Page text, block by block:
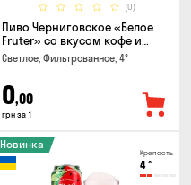
(0)
Пиво Черниговское «Белое
Fruter» со вкусом кофе и
апельсина 0.5 л
Светлое, Фильтрованное, 4°
0,00
грн за 1
Крепость
4°
Новинка